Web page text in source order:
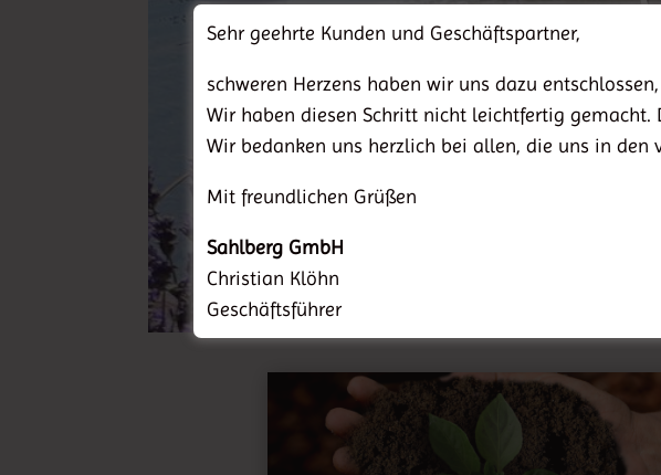
Sehr geehrte Kunden und Geschäftspartner,
schweren Herzens haben wir uns dazu
Wir haben diesen Schritt nicht leichtfertig
Wir bedanken uns herzlich bei allen, die uns in
Mit freundlichen Grüßen
Sahlberg GmbH
Christian Klöhn
Geschäftsführer